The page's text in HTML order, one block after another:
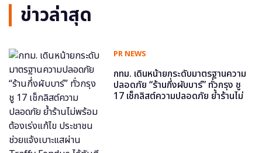
ข่าวล่าสุด
PR NEWS
กทม. เดินหน้ายกระดับมาตรฐานความ
ปลอดภัย “ร้านกึ่งผับบาร์” ทั่วกรุง ชู
17 เช็กลิสต์ความปลอดภัย ย้ำร้านไม่